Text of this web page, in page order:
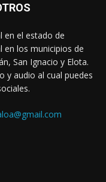
en el estado de
en los municipios de
San Ignacio y Elota.
y audio al cual puedes